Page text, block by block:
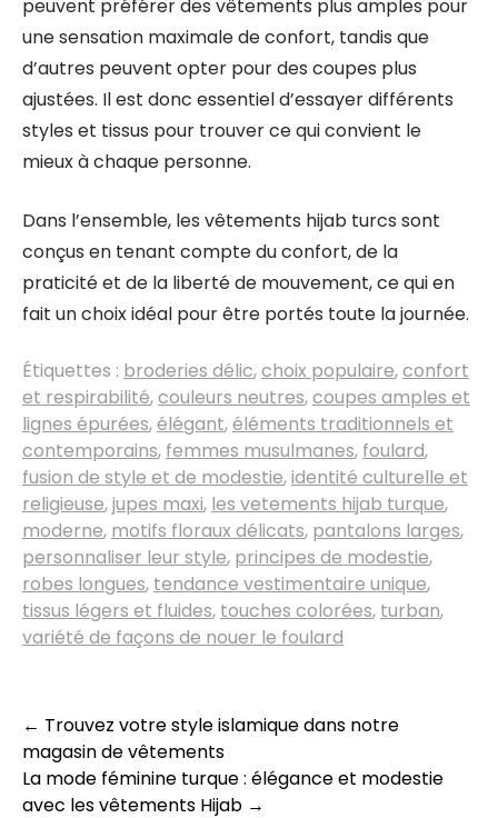
peuvent préférer des vêtements plus amples pour
une sensation maximale de confort, tandis que
d’autres peuvent opter pour des coupes plus
ajustées. Il est donc essentiel d’essayer différents
styles et tissus pour trouver ce qui convient le
mieux à chaque personne.
Dans l’ensemble, les vêtements hijab turcs sont
conçus en tenant compte du confort, de la
praticité et de la liberté de mouvement, ce qui en
fait un choix idéal pour être portés toute la journée.
Étiquettes : broderies délic,choix populaire,confort
et respirabilité,couleurs neutres,coupes amples et
lignes épurées,élégant,éléments traditionnels et
contemporains, femmes musulmanes, foulard,
fusion de style et de modestie,identité culturelle et
religieuse,jupes maxi, les vetements hijab turque,
moderne, motifs floraux délicats, pantalons larges,
personnaliser leur style, principes de modestie,
robes longues, tendance vestimentaire unique,
tissus légers et fluides, touches colorées, turban,
variété de façons de nouer le foulard
Navigation
des
articles
← Trouvez votre style islamique dans notre
magasin de vêtements
La mode féminine turque : élégance et modestie
avec les vêtements Hijab →